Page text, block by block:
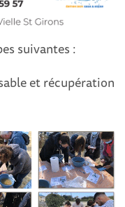
suivantes :
et r écupération